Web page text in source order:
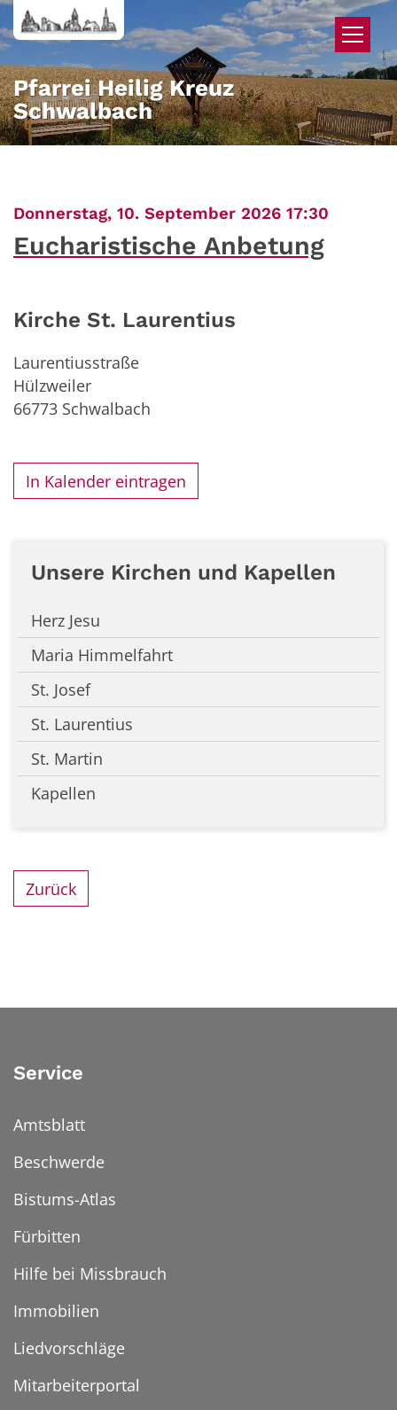
Zum Inhalt springen
Pfarrei Heilig Kreuz
Schwalbach
Donnerstag, 10. September 2026 17:30
Eucharistische Anbetung
Kirche St. Laurentius
Laurentiusstraße
Hülzweiler
66773 Schwalbach
In Kalender eintragen
Unsere Kirchen und Kapellen
Herz Jesu
Maria Himmelfahrt
St. Josef
St. Laurentius
St. Martin
Kapellen
Zurück
Service
Amtsblatt
Beschwerde
Bistums-Atlas
Fürbitten
Hilfe bei Missbrauch
Immobilien
Liedvorschläge
Mitarbeiterportal